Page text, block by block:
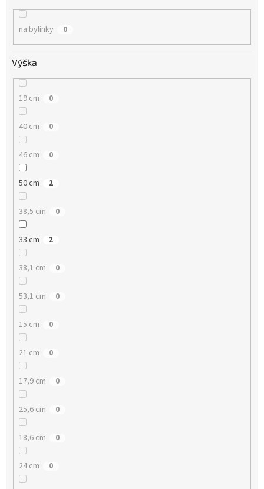
na bylinky 0
Výška
19 cm 0
40 cm 0
46 cm 0
50 cm 2
38,5 cm 0
33 cm 2
38,1 cm 0
53,1 cm 0
15 cm 0
21 cm 0
17,9 cm 0
25,6 cm 0
18,6 cm 0
24 cm 0